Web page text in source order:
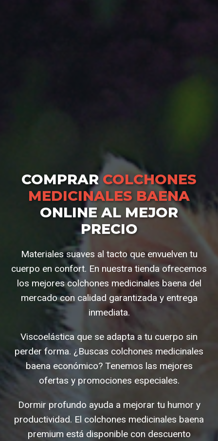
COMPRARCOLCHONES
MEDICINALES BAENA
ONLINE AL MEJOR
PRECIO
Materiales suaves al tacto que envuelven tu
cuerpo en confort. En nuestra tienda ofrecemos
los mejores colchones medicinales baena del
mercado con calidad garantizada y entrega
inmediata.
Viscoelástica que se adapta a tu cuerpo sin
perder forma. ¿Buscas colchones medicinales
baena económico? Tenemos las mejores
ofertas y promociones especiales.
Dormir profundo ayuda a mejorar tu humor y
productividad. El colchones medicinales baena
premium está disponible con descuento